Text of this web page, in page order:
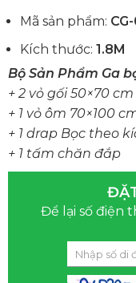
Mã sản phẩm:
Kích thước: 1.8M
Bộ Sản Phẩm Ga
+ 2 vỏ gối 50×70 cm
+ 1 vỏ ôm 70×100
+ 1 drap Bọc theo
+ 1 tấm chăn đắp
Để lại số điện